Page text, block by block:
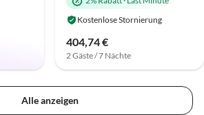
Kostenlose Stornierung
404,74 €
2 Gäste / 7 Nächte
Alle anzeigen